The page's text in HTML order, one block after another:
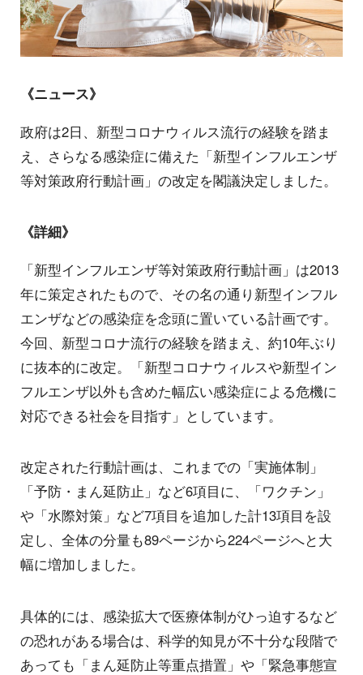
《ニュース》
政府は2日、新型コロナウィルス流行の経験を踏ま
え、さらなる感染症に備えた「新型インフルエンザ
等対策政府行動計画」の改定を閣議決定しました。
《詳細》
「新型インフルエンザ等対策政府行動計画」は2013
年に策定されたもので、その名の通り新型インフル
エンザなどの感染症を念頭に置いている計画です。
今回、新型コロナ流行の経験を踏まえ、約10年ぶり
に抜本的に改定。「新型コロナウィルスや新型イン
フルエンザ以外も含めた幅広い感染症による危機に
対応できる社会を目指す」としています。
改定された行動計画は、これまでの「実施体制」
「予防・まん延防止」など6項目に、「ワクチン」
や「水際対策」など7項目を追加した計13項目を設
定し、全体の分量も89ページから224ページへと大
幅に増加しました。
具体的には、感染拡大で医療体制がひっ迫するなど
の恐れがある場合は、科学的知見が不十分な段階で
あっても「まん延防止等重点措置」や「緊急事態宣